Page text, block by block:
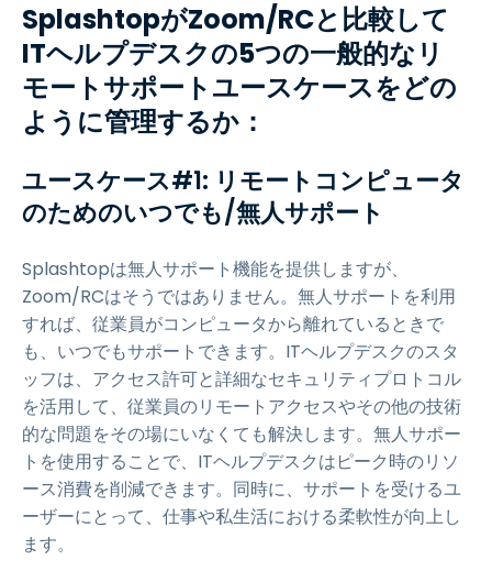
SplashtopがZoom/RCと比較して
ITヘルプデスクの5つの一般的なリ
モートサポートユースケースをどの
ように管理するか：
ユースケース#1: リモートコンピュータ
のためのいつでも/無人サポート
Splashtopは無人サポート機能を提供しますが、
Zoom/RCはそうではありません。無人サポートを利用
すれば、従業員がコンピュータから離れているときで
も、いつでもサポートできます。ITヘルプデスクのスタ
ッフは、アクセス許可と詳細なセキュリティプロトコル
を活用して、従業員のリモートアクセスやその他の技術
的な問題をその場にいなくても解決します。無人サポー
トを使用することで、ITヘルプデスクはピーク時のリソ
ース消費を削減できます。同時に、サポートを受けるユ
ーザーにとって、仕事や私生活における柔軟性が向上し
ます。